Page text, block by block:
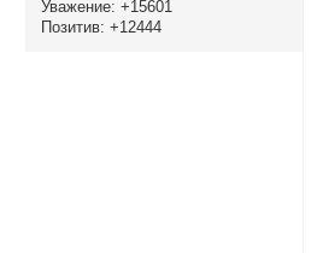
Уважение: +15601
Позитив: +12444